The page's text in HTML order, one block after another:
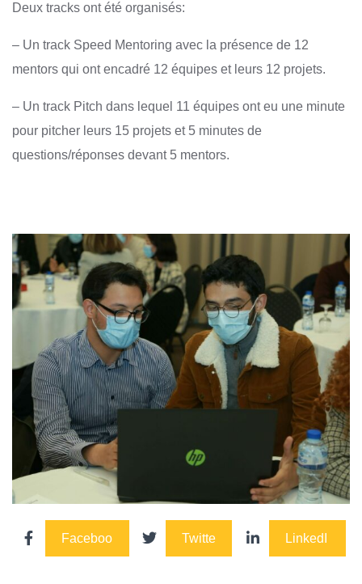
Deux tracks ont été organisés:
– Un track Speed Mentoring avec la présence de 12
mentors qui ont encadré 12 équipes et leurs 12 projets.
– Un track Pitch dans lequel 11 équipes ont eu une minute
pour pitcher leurs 15 projets et 5 minutes de
questions/réponses devant 5 mentors.
Faceboo Twitte LinkedI